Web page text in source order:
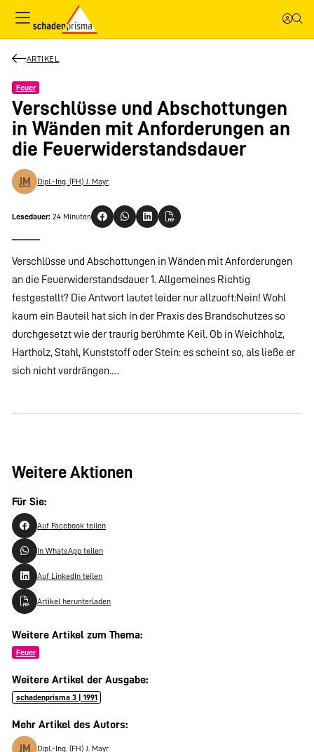
ARTIKEL
Feuer
Verschlüsse und Abschottungen
in Wänden mit Anforderungen an
die Feuerwiderstandsdauer
JM Dipl.-Ing. (FH) J. Mayr
Lesedauer: 24 Minuten
Verschlüsse und Abschottungen in Wänden mit Anforderungen
an die Feuerwiderstandsdauer 1. Allgemeines Richtig
festgestellt? Die Antwort lautet leider nur allzuoft:Nein! Wohl
kaum ein Bauteil hat sich in der Praxis des Brandschutzes so
durchgesetzt wie der traurig berühmte Keil. Ob in Weichholz,
Hartholz, Stahl, Kunststoff oder Stein: es scheint so, als ließe er
sich nicht verdrängen.…
Weitere Aktionen
Für Sie:
Auf Facebook teilen
In WhatsApp teilen
Auf LinkedIn teilen
Artikel herunterladen
Weitere Artikel zum Thema:
Feuer
Weitere Artikel der Ausgabe:
schadenprisma 3 | 1991
Mehr Artikel des Autors:
JM Dipl.-Ing. (FH) J. Mayr